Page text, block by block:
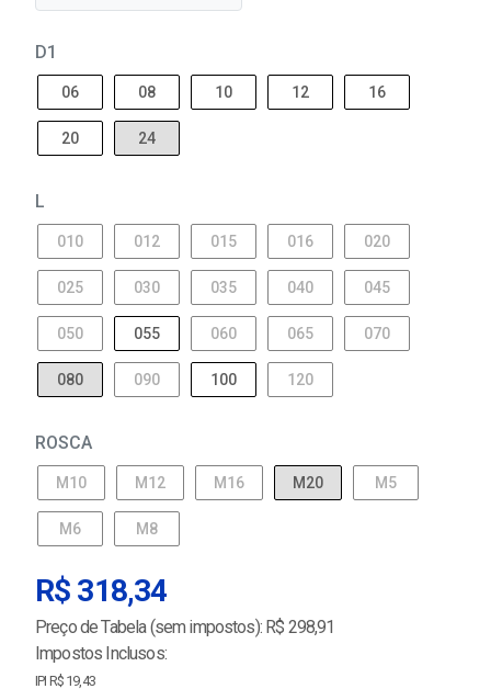
D1
06 08 10 12 16
20 24
L
010 012 015 016 020
025 030 035 040 045
050 055 060 065 070
080 090 100 120
ROSCA
M10 M12 M16 M20 M5
M6 M8
R$ 318,34
Preço de Tabela (sem impostos): R$ 298,91
Impostos Inclusos:
IPI R$ 19,43